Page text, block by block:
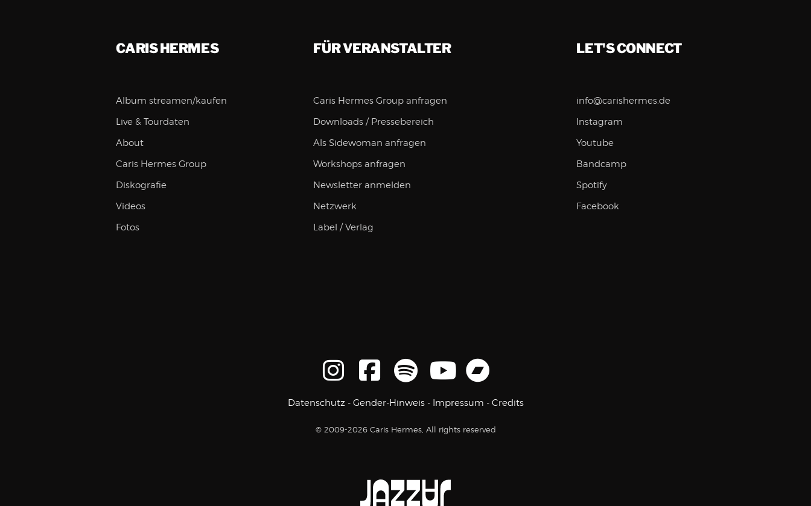
CARIS HERMES
Album streamen/kaufen
Live & Tourdaten
About
Caris Hermes Group
Diskografie
Videos
Fotos
FÜR VERANSTALTER
Caris Hermes Group anfragen
Downloads / Pressebereich
Als Sidewoman anfragen
Workshops anfragen
Newsletter anmelden
Netzwerk
Label / Verlag
LET'S CONNECT
info@carishermes.de
Instagram
Youtube
Bandcamp
Spotify
Facebook
Datenschutz- Gender-Hinweis- Impressum - Credits
© 2009-2026 Caris Hermes, All rights reserved